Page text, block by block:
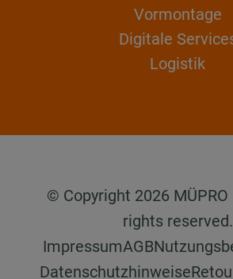
Vormontage
Digitale
Logistik
© Copyright 2026 MÜPRO
rights reserved.
ImpressumAGB
Datenschutzhinweise